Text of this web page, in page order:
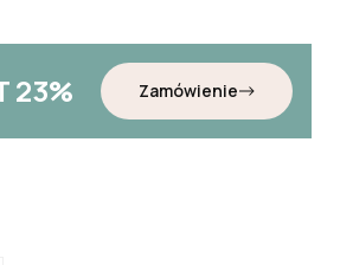
23% Zamówienie